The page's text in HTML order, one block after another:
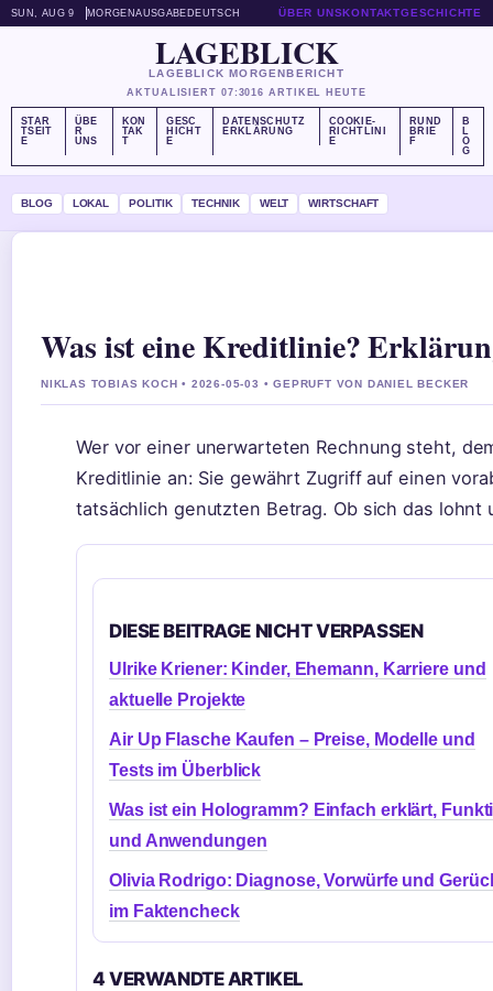
SUN, AUG 9 MORGENAUSGABE DEUTSCH ÜBER UNSKONTAKTGESCHICHTE
LAGEBLICK
LAGEBLICK MORGENBERICHT
AKTUALISIERT 07:3016 ARTIKEL HEUTE
STAR
TSEIT
E
ÜBE
R
UNS
KON
TAK
T
GESC
HICHT
E
DATENSCHUTZ
ERKLÄRUNG
COOKIE-
RICHTLINI
E
RUND
BRIE
F
B
L
O
G
BLOG LOKAL POLITIK TECHNIK WELT WIRTSCHAFT
Was ist eine Kreditlinie?
NIKLAS TOBIAS KOCH • 2026-05-03 • GEPRUFT VON DANIEL BECKER
Wer vor einer unerwarteten Rechnung steht,
Kreditlinie an: Sie gewährt Zugriff auf einen
tatsächlich genutzten Betrag. Ob sich das
DIESE BEITRAGE NICHT VERPASSEN
Ulrike Kriener: Kinder, Ehemann, Karriere und
aktuelle Projekte
Air Up Flasche Kaufen – Preise, Modelle und
Tests im Überblick
Was ist ein Hologramm? Einfach erklärt,
und Anwendungen
Olivia Rodrigo: Diagnose, Vorwürfe und
im Faktencheck
4 VERWANDTE ARTIKEL